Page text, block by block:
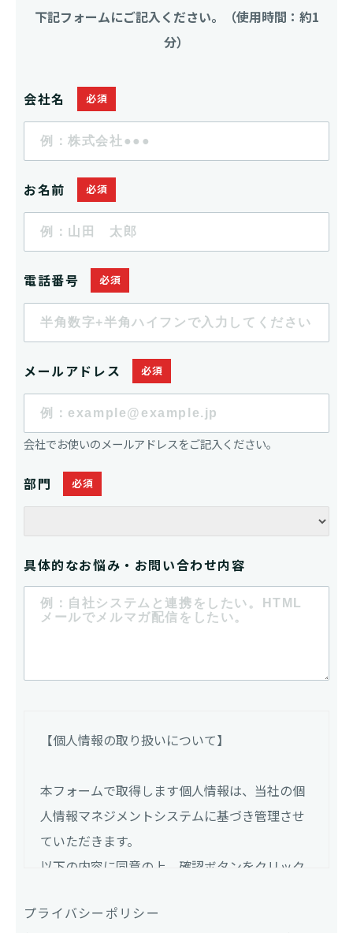
下記フォームにご記入ください。（使用時間：約1
分）
会社名
お名前
電話番号
メールアドレス
会社でお使いのメールアドレスをご記入ください。
部門
具体的なお悩み・お問い合わせ内容
【個人情報の取り扱いについて】
本フォームで取得します個人情報は、当社の個
人情報マネジメントシステムに基づき管理させ
ていただきます。
以下の内容に同意の上、確認ボタンをクリック
プライバシーポリシー